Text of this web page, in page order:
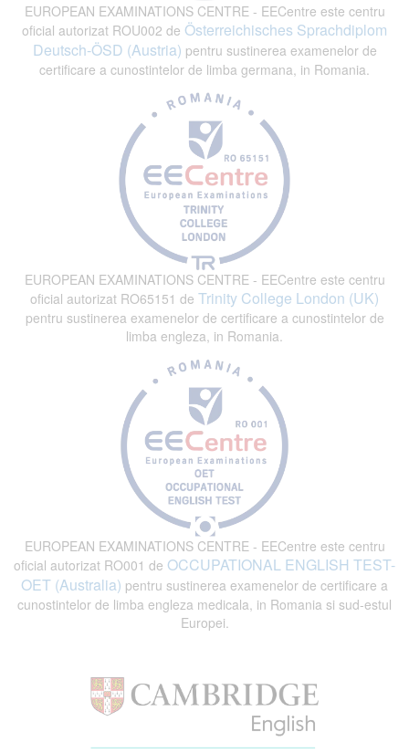
EUROPEAN EXAMINATIONS CENTRE - EECentre este centru
oficial autorizat ROU002 de Österreichisches Sprachdiplom
Deutsch-ÖSD (Austria) pentru sustinerea examenelor de
certificare a cunostintelor de limba germana, in Romania.
EUROPEAN EXAMINATIONS CENTRE - EECentre este centru
oficial autorizat RO65151 de Trinity College London (UK)
pentru sustinerea examenelor de certificare a cunostintelor de
limba engleza, in Romania.
EUROPEAN EXAMINATIONS CENTRE - EECentre este centru
oficial autorizat RO001 de OCCUPATIONAL ENGLISH TEST-
OET (Australia) pentru sustinerea examenelor de certificare a
cunostintelor de limba engleza medicala, in Romania si sud-estul
Europei.